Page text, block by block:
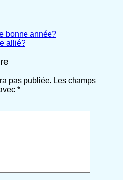
bonne année?
allié?
pas publiée. Les champs
*